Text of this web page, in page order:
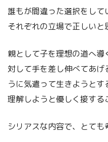
誰もが間違った選択をし
それぞれの立場で正しいと
親として子を理想の道へ
対して手を差し伸べてあ
うに気遣って生きようと
理解しようと優しく接する
シリアスな内容で、とても